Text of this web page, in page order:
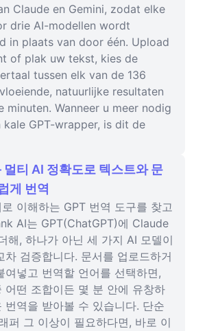
Claude en Gemini, zodat elke
drie AI-modellen wordt
in plaats van door één. Upload
of plak uw tekst, kies de
tussen elk van de 136
natuurlijke resultaten
minuten. Wanneer u meer nodig
kale GPT-wrapper, is dit de
티 AI 정확도로 텍스트와 문
게 번역
이해하는 GPT 번역 도구를 찾고
AI는 GPT(ChatGPT)에 Claude
해, 하나가 아닌 세 가지 AI 모델이
차 검증합니다. 문서를 업로드하거
여넣고 번역할 언어를 선택하면,
어떤 조합이든 몇 분 안에 유창하
번역을 받아볼 수 있습니다. 단순
퍼 그 이상이 필요하다면, 바로 이